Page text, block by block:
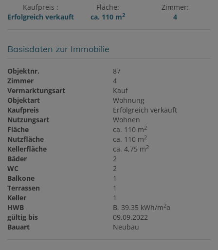
Kaufpreis
Erfolgreich verkauft
Fläche
ca. 110 m2
Zimmer
4
Basisdaten zur Immobilie
Objektnr.
87
Zimmer
4
Vermarktungsart
Kauf
Objektart
Wohnung
Kaufpreis
Erfolgreich verkauft
Nutzungsart
Wohnen
Fläche
ca. 110 m2
Nutzfläche ca. 110 m2
Kellerfläche ca. 4,75 m2
Bäder
2
WC
2
Balkone
1
Terrassen
1
Keller
1
HWB
B, 39.35 kWh/m2a
gültig bis
09.09.2022
Bauart
Neubau